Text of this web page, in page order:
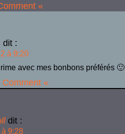
«
dit :
à 9:20
avec mes bonbons préférés 🙂
«
dit :
9:28